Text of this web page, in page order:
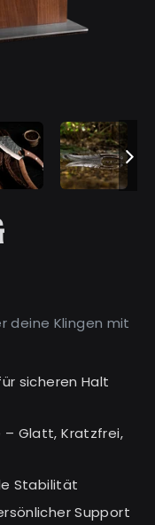
deine Klingen mit
sicheren Halt
Glatt, Kratzfrei,
Stabilität
Support